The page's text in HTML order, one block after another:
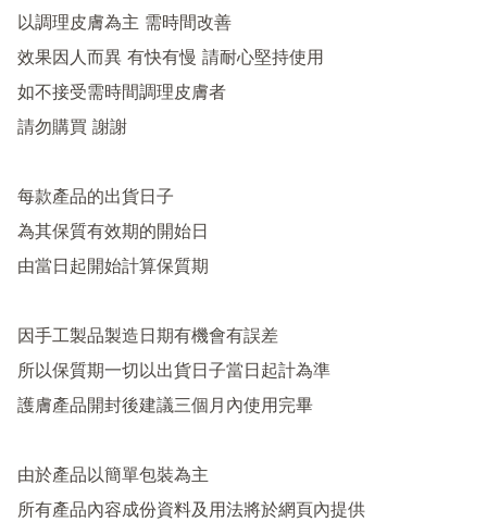
以調理皮膚為主 需時間改善
效果因人而異 有快有慢 請耐心堅持使用
如不接受需時間調理皮膚者
請勿購買 謝謝
每款產品的出貨日子
為其保質有效期的開始日
由當日起開始計算保質期
因手工製品製造日期有機會有誤差
所以保質期一切以出貨日子當日起計為準
護膚產品開封後建議三個月內使用完畢
由於產品以簡單包裝為主
所有產品內容成份資料及用法將於網頁內提供